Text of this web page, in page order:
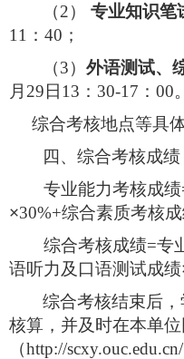
（2） 专业知识笔
11 ： 40 ；
（3） 外语测试、
月 29日13 ： 30-17 ： 00。
综合考核地点等具
四、综合考核成绩
专业能力考核成绩
×30%+综合素质考核
综合考核成绩=专
语听力及口语测试成绩
综合考核结束后，
核算，并及时在本单
（http://scxy.ouc.edu.cn/